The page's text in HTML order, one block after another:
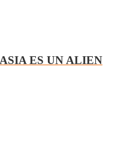
ES UN ALIEN